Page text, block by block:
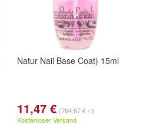
Natur Nail Base Coat) 15ml
11,47 € (764,67 € / l)
Kostenloser Versand